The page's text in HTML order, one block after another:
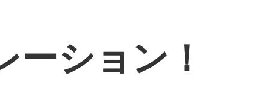
ーション！